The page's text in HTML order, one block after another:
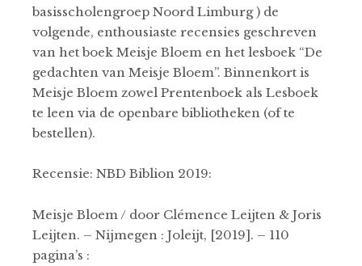
basisscholengroep Noord Limburg ) de
volgende, enthousiaste recensies geschreven
van het boek Meisje Bloem en het lesboek “De
gedachten van Meisje Bloem”. Binnenkort is
Meisje Bloem zowel Prentenboek als Lesboek
te leen via de openbare bibliotheken (of te
bestellen).
Recensie: NBD Biblion 2019:
Meisje Bloem / door Clémence Leijten & Joris
Leijten. – Nijmegen : Joleijt, [2019]. – 110
pagina’s :